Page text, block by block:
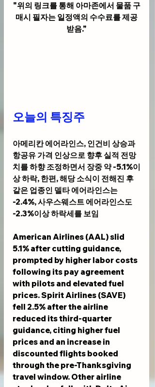
"위의 링크를 통해 아마존에서 물품 구
매시 필자는 일정액의 수수료를 제공
받음."
오늘의 특징주
아메리칸 에어라인스, 인건비 상승과
항공유 가격 인상으로 향후 실적 전망
치를 하향 조정하면서 장중 약 -5.1%이
상 하락, 한편, 해당 소식이 전해진 후
같은 업종인 델타 에어라인스는
-2.4%, 사우스웨스트 에어라인스도
-2.3%이상 하락세를 보임
American Airlines (AAL) slid
5.1% after cutting guidance,
prompted by higher labor costs
following its pay agreement
with pilots and elevated fuel
prices. Spirit Airlines (SAVE)
fell 2.5% after the airline
reduced its third-quarter
guidance, citing higher fuel
prices and an increase in
discounted flights booked
through the pre-Thanksgiving
travel window. Other airline